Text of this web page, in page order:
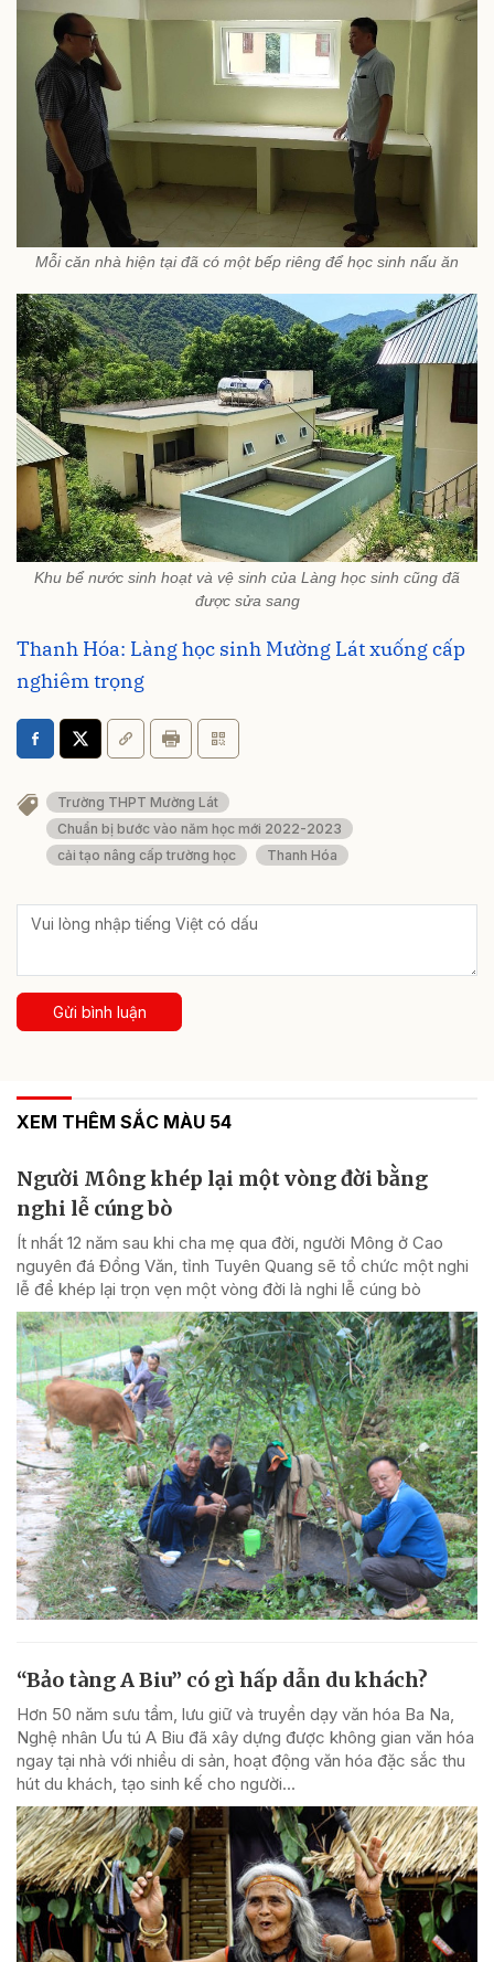
Mỗi căn nhà hiện tại đã có một bếp riêng để học sinh nấu ăn
Khu bể nước sinh hoạt và vệ sinh của Làng học sinh cũng đã
được sửa sang
Thanh Hóa: Làng học sinh Mường Lát xuống cấp
nghiêm trọng
Trường THPT Mường Lát
Chuẩn bị bước vào năm học mới 2022-2023
cải tạo nâng cấp trường học
Thanh Hóa
Gửi bình luận
XEM THÊM SẮC MÀU 54
Người Mông khép lại một vòng đời bằng
nghi lễ cúng bò
Ít nhất 12 năm sau khi cha mẹ qua đời, người Mông ở Cao
nguyên đá Đồng Văn, tỉnh Tuyên Quang sẽ tổ chức một nghi
lễ để khép lại trọn vẹn một vòng đời là nghi lễ cúng bò
“Bảo tàng A Biu” có gì hấp dẫn du khách?
Hơn 50 năm sưu tầm, lưu giữ và truyền dạy văn hóa Ba Na,
Nghệ nhân Ưu tú A Biu đã xây dựng được không gian văn hóa
ngay tại nhà với nhiều di sản, hoạt động văn hóa đặc sắc thu
hút du khách, tạo sinh kế cho người...